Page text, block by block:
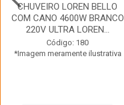
CHUVEIRO LOREN BELLO
COM CANO 4600W BRANCO
220V ULTRA LOREN...
Código: 180
*Imagem meramente ilustrativa